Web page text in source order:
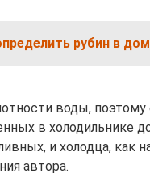
рубин в
воды, поэтому
в холодильнике
и холодца, как
автора.